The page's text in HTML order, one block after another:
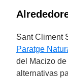
Sant Climent
Paratge
del Macizo
alternativas